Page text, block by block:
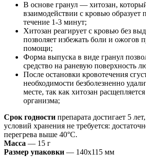
В основе гранул — хитозан,
взаимодействии с кровью образует
течение 1-3 минут;
Хитозан реагирует с кровью без
позволяет избежать боли и ожогов
помощи;
Форма выпуска в виде гранул
средство на раневую поверхность
После остановки кровотечения
необходимости безболезненно
месте, так как хитозан
организма;
Срок годности препарата достигает 5
условий хранения не требуется:
перегрева выше 40°С.
Масса — 15 г
Размер упаковки — 140х115 мм